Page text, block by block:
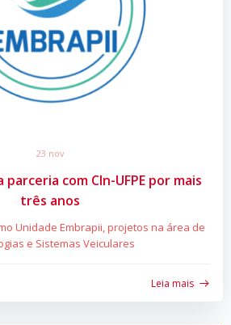
23 nov
parceria com CIn-UFPE por mais
três anos
Unidade Embrapii, projetos na área de
e Sistemas Veiculares
Leia mais